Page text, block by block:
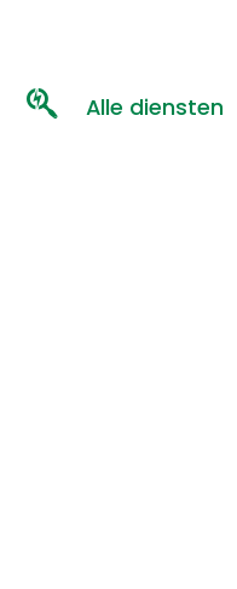
Alle diensten